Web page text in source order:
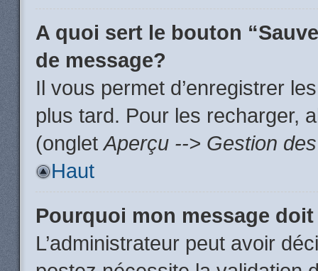
A quoi sert le bouton
de message?
Il vous permet d’enregistrer
plus tard. Pour les recharger,
(ongletAperçu --> Gestion
Haut
Pourquoi mon message
L’administrateur peut avoir